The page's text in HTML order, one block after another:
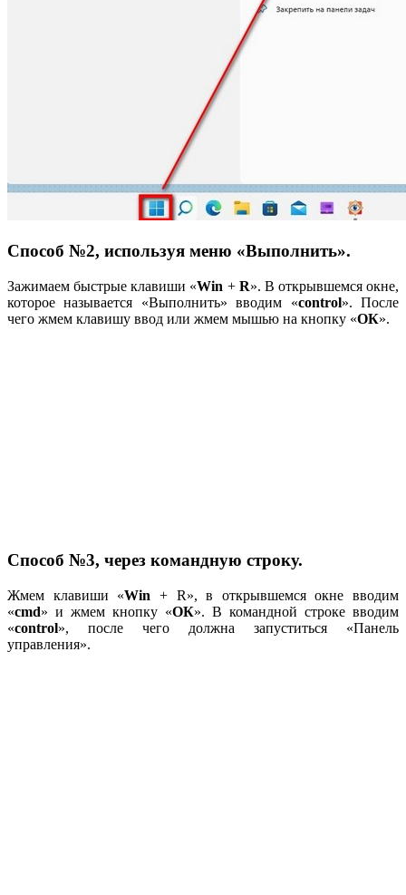
Способ №2, используя меню «Выполнить».
Зажимаем быстрые клавиши «Win + R». В открывшемся окне,
которое называется «Выполнить» вводим «control». После
чего жмем клавишу ввод или жмем мышью на кнопку «ОК».
Способ №3, через командную строку.
Жмем клавиши «Win + R», в открывшемся окне вводим
«cmd» и жмем кнопку «ОК». В командной строке вводим
«control», после чего должна запуститься «Панель
управления».